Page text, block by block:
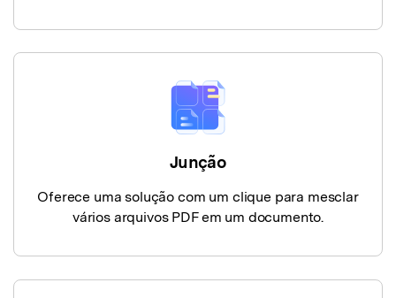
Junção
Oferece uma solução com um clique para mesclar
vários arquivos PDF em um documento.